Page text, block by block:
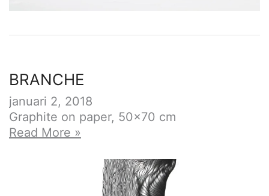
BRANCHE
januari 2, 2018
Graphite on paper, 50×70 cm
BRANCHE
Read More »